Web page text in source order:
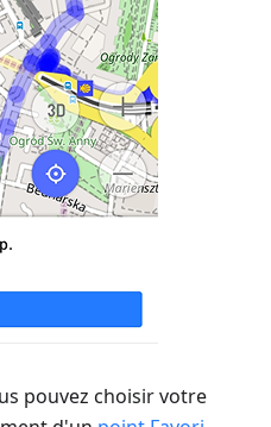
pouvez choisir votre